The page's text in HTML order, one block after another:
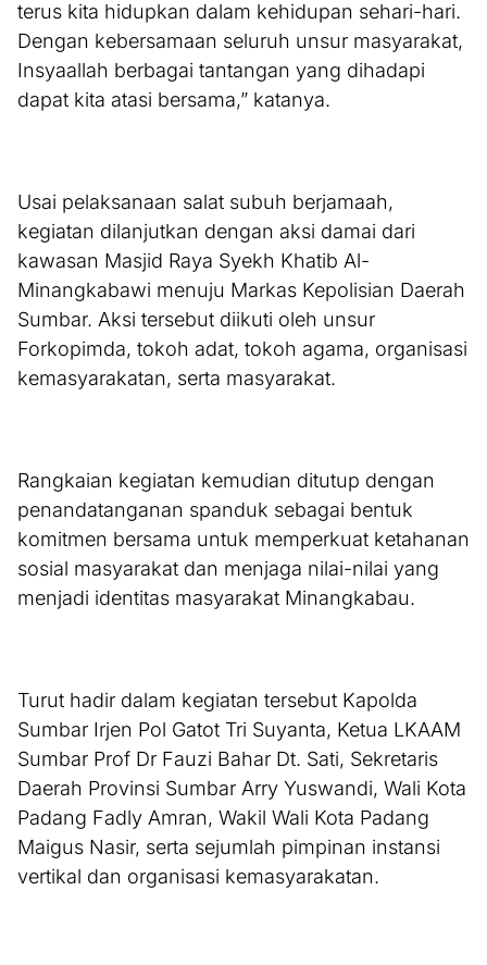
terus kita hidupkan dalam kehidupan sehari-hari.
Dengan kebersamaan seluruh unsur masyarakat,
Insyaallah berbagai tantangan yang dihadapi
dapat kita atasi bersama,” katanya.
Usai pelaksanaan salat subuh berjamaah,
kegiatan dilanjutkan dengan aksi damai dari
kawasan Masjid Raya Syekh Khatib Al-
Minangkabawi menuju Markas Kepolisian Daerah
Sumbar. Aksi tersebut diikuti oleh unsur
Forkopimda, tokoh adat, tokoh agama, organisasi
kemasyarakatan, serta masyarakat.
Rangkaian kegiatan kemudian ditutup dengan
penandatanganan spanduk sebagai bentuk
komitmen bersama untuk memperkuat ketahanan
sosial masyarakat dan menjaga nilai-nilai yang
menjadi identitas masyarakat Minangkabau.
Turut hadir dalam kegiatan tersebut Kapolda
Sumbar Irjen Pol Gatot Tri Suyanta, Ketua LKAAM
Sumbar Prof Dr Fauzi Bahar Dt. Sati, Sekretaris
Daerah Provinsi Sumbar Arry Yuswandi, Wali Kota
Padang Fadly Amran, Wakil Wali Kota Padang
Maigus Nasir, serta sejumlah pimpinan instansi
vertikal dan organisasi kemasyarakatan.